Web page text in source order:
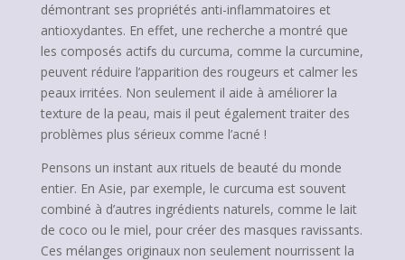
démontrant ses propriétés anti-inflammatoires et
antioxydantes. En effet, une recherche a montré que
les composés actifs du curcuma, comme la curcumine,
peuvent réduire l’apparition des rougeurs et calmer les
peaux irritées. Non seulement il aide à améliorer la
texture de la peau, mais il peut également traiter des
problèmes plus sérieux comme l’acné !
Pensons un instant aux rituels de beauté du monde
entier. En Asie, par exemple, le curcuma est souvent
combiné à d’autres ingrédients naturels, comme le lait
de coco ou le miel, pour créer des masques ravissants.
Ces mélanges originaux non seulement nourrissent la